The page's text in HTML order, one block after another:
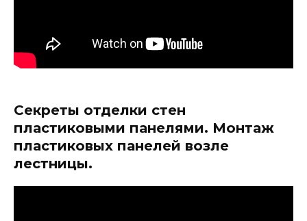
Секреты отделки стен
пластиковыми панелями. Монтаж
пластиковых панелей возле
лестницы.